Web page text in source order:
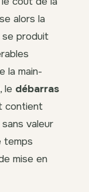
alors la
se produit
la main-
le débarras
contient
valeur
temps
mise en